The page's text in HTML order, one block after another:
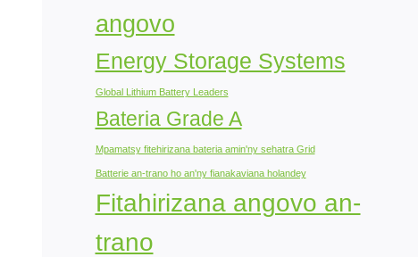
angovo
Energy Storage Systems
Global Lithium Battery Leaders
Bateria Grade A
Mpamatsy fitehirizana bateria amin'ny sehatra Grid
Batterie an-trano ho an'ny fianakaviana holandey
Fitahirizana angovo an-
trano